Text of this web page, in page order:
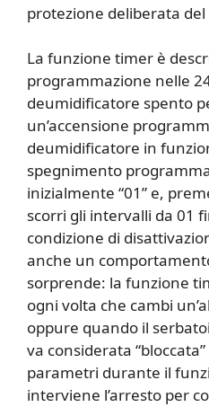
protezione deliberata
La funzione timer è
programmazione nelle
deumidificatore spento
un’accensione
deumidificatore in
spegnimento
inizialmente “01” e,
scorri gli intervalli da 01
condizione di
anche un
sorprende: la funzione
ogni volta che cambi
oppure quando il
va considerata
parametri durante il
interviene l’arresto per